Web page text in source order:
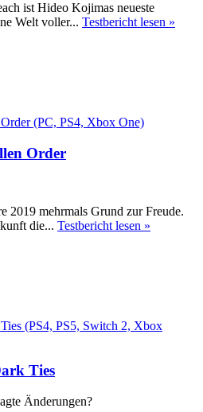
ist Hideo Kojimas neueste
Welt voller... Testbericht lesen »
Order
2019 mehrmals Grund zur Freude.
die... Testbericht lesen »
Ties
Änderungen?